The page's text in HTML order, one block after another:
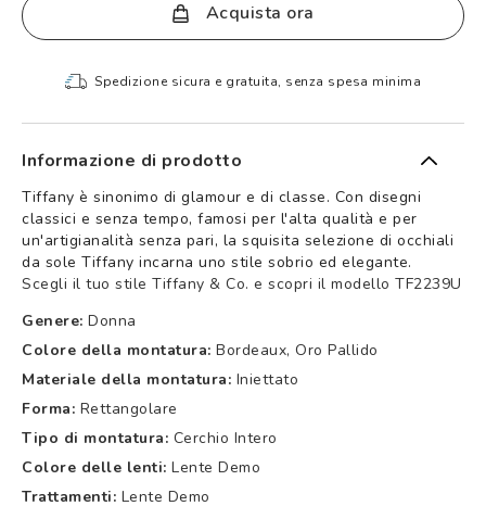
Acquista ora
Spedizione sicura e gratuita, senza spesa minima
Informazione di prodotto
Tiffany è sinonimo di glamour e di classe. Con disegni
classici e senza tempo, famosi per l'alta qualità e per
un'artigianalità senza pari, la squisita selezione di occhiali
da sole Tiffany incarna uno stile sobrio ed elegante.
Scegli il tuo stile Tiffany & Co. e scopri il modello TF2239U
Genere: Donna
Colore della montatura: Bordeaux, Oro Pallido
Materiale della montatura: Iniettato
Forma: Rettangolare
Tipo di montatura: Cerchio Intero
Colore delle lenti: Lente Demo
Trattamenti: Lente Demo